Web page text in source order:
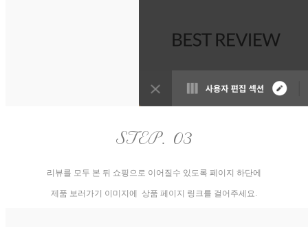
STEP. 03
리뷰를 모두 본 뒤 쇼핑으로 이어질수 있도록 페이지 하단에
제품 보러가기 이미지에 상품 페이지 링크를 걸어주세요.